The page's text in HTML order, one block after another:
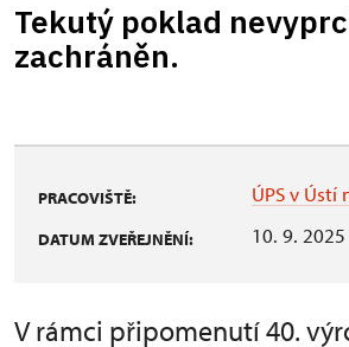
Tekutý poklad
zachráněn.
PRACOVIŠTĚ: ÚPS v Ústí
DATUM ZVEŘEJNĚNÍ: 10. 9. 2025
V rámci připomenutí 40.